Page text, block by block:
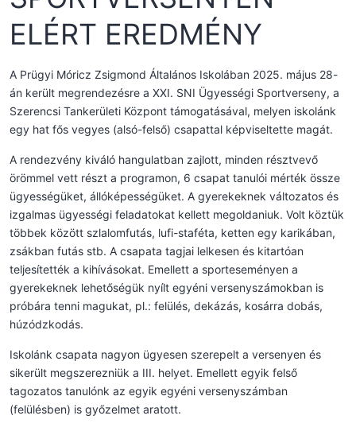
ELÉRT EREDMÉNY
A Prügyi Móricz Zsigmond Általános Iskolában 2025. május 28-
án került megrendezésre a XXI. SNI Ügyességi Sportverseny, a
Szerencsi Tankerületi Központ támogatásával, melyen iskolánk
egy hat fős vegyes (alsó-felső) csapattal képviseltette magát.
A rendezvény kiváló hangulatban zajlott, minden résztvevő
örömmel vett részt a programon, 6 csapat tanulói mérték össze
ügyességüket, állóképességüket. A gyerekeknek változatos és
izgalmas ügyességi feladatokat kellett megoldaniuk. Volt köztük
többek között szlalomfutás, lufi-staféta, ketten egy karikában,
zsákban futás stb. A csapata tagjai lelkesen és kitartóan
teljesítették a kihívásokat. Emellett a sporteseményen a
gyerekeknek lehetőségük nyílt egyéni versenyszámokban is
próbára tenni magukat, pl.: felülés, dekázás, kosárra dobás,
húzódzkodás.
Iskolánk csapata nagyon ügyesen szerepelt a versenyen és
sikerült megszerezniük a III. helyet. Emellett egyik felső
tagozatos tanulónk az egyik egyéni versenyszámban
(felülésben) is győzelmet aratott.